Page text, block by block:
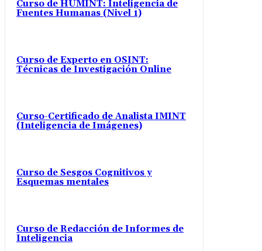
Curso de HUMINT: Inteligencia de
Fuentes Humanas (Nivel 1)
Curso de Experto en OSINT:
Técnicas de Investigación Online
Curso-Certificado de Analista IMINT
(Inteligencia de Imágenes)
Curso de Sesgos Cognitivos y
Esquemas mentales
Curso de Redacción de Informes de
Inteligencia